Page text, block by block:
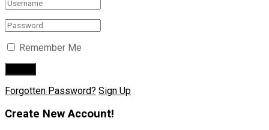
Remember Me
Forgotten Password? Sign Up
Create New Account!